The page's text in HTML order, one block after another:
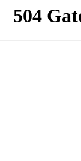
504